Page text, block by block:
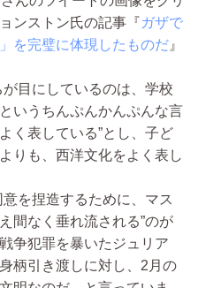
ンストン氏の記事『ガザで
を完璧に体現したものだ 』
目にしているのは、学校
いうちんぷんかんぷんな言
く表している”とし、子ど
りも、西洋文化をよく表し
を捏造するために、マス
間なく垂れ流される”のが
争犯罪を暴いたジュリア
柄引き渡しに対し、2月の